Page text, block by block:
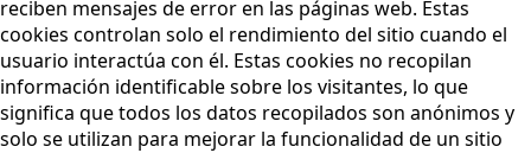
reciben mensajes de error en las páginas web. Estas
cookies controlan solo el rendimiento del sitio cuando el
usuario interactúa con él. Estas cookies no recopilan
información identificable sobre los visitantes, lo que
significa que todos los datos recopilados son anónimos y
solo se utilizan para mejorar la funcionalidad de un sitio